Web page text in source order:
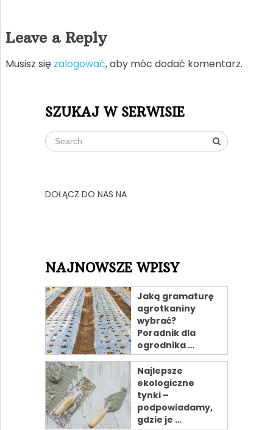
Leave a Reply
Musisz się zalogować, aby móc dodać komentarz.
SZUKAJ W SERWISIE
DOŁĄCZ DO NAS NA
NAJNOWSZE WPISY
Jaką gramaturę
agrotkaniny
wybrać?
Poradnik dla
ogrodnika …
Najlepsze
ekologiczne
tynki –
podpowiadamy,
gdzie je …